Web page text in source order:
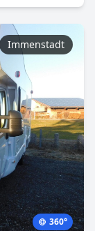
Immenstadt
360°